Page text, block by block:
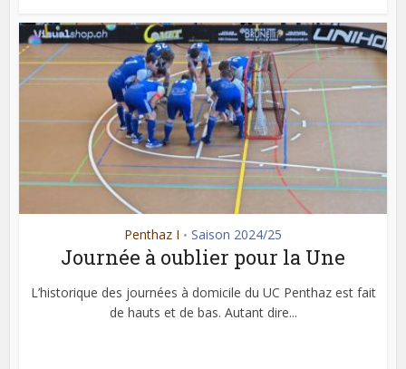
Penthaz I • Saison 2024/25
Journée à oublier pour la Une
L’historique des journées à domicile du UC Penthaz est fait
de hauts et de bas. Autant dire...